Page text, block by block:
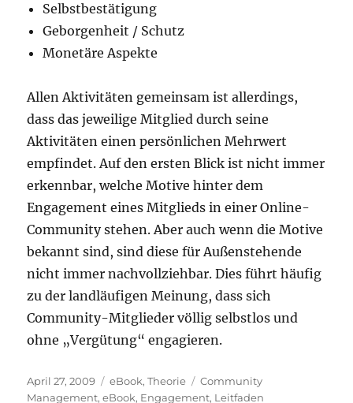
Selbstbestätigung
Geborgenheit / Schutz
Monetäre Aspekte
Allen Aktivitäten gemeinsam ist allerdings,
dass das jeweilige Mitglied durch seine
Aktivitäten einen persönlichen Mehrwert
empfindet. Auf den ersten Blick ist nicht immer
erkennbar, welche Motive hinter dem
Engagement eines Mitglieds in einer Online-
Community stehen. Aber auch wenn die Motive
bekannt sind, sind diese für Außenstehende
nicht immer nachvollziehbar. Dies führt häufig
zu der landläufigen Meinung, dass sich
Community-Mitglieder völlig selbstlos und
ohne „Vergütung“ engagieren.
Veröffentlicht
am
April 27, 2009 Kategorien
eBook,Theorie Schlagwörter
Community
Management,eBook, Engagement, Leitfaden